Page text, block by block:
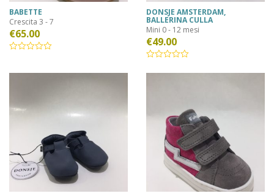
BABETTE
Crescita 3 - 7
€65.00
DONSJE AMSTERDAM,
BALLERINA CULLA
Mini 0 - 12 mesi
€49.00